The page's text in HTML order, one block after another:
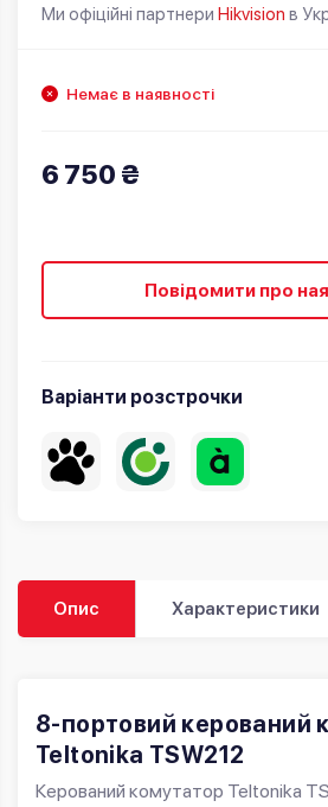
Ми офіційні партнери Hikvision в
Немає в наявності
6 750 ₴
Повідомити про
Варіанти розстрочки
Опис Характеристики
8-портовий керований
Teltonika TSW212
Керований комутатор Teltonika